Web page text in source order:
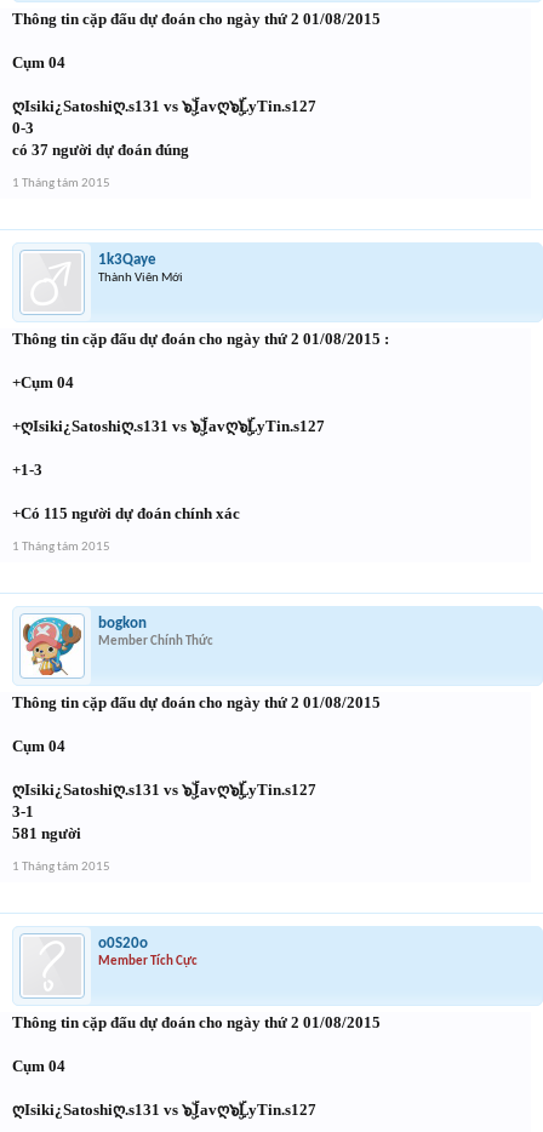
Thông tin cặp đấu dự đoán cho ngày thứ 2 01/08/2015
Cụm 04
ღIsiki¿Satoshiღ.s131 vs ๖ۣۜJavღ๖ۣۜLyTin.s127
0-3
có 37 người dự đoán đúng
1 Tháng tám 2015
1k3Qaye
Thành Viên Mới
Thông tin cặp đấu dự đoán cho ngày thứ 2 01/08/2015 :
+Cụm 04
+ღIsiki¿Satoshiღ.s131 vs ๖ۣۜJavღ๖ۣۜLyTin.s127
+1-3
+Có 115 người dự đoán chính xác
1 Tháng tám 2015
bogkon
Member Chính Thức
Thông tin cặp đấu dự đoán cho ngày thứ 2 01/08/2015
Cụm 04
ღIsiki¿Satoshiღ.s131 vs ๖ۣۜJavღ๖ۣۜLyTin.s127
3-1
581 người
1 Tháng tám 2015
o0S20o
Member Tích Cực
Thông tin cặp đấu dự đoán cho ngày thứ 2 01/08/2015
Cụm 04
ღIsiki¿Satoshiღ.s131 vs ๖ۣۜJavღ๖ۣۜLyTin.s127